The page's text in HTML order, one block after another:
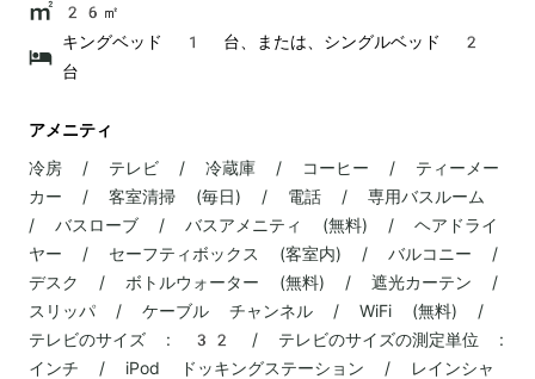
26㎡
キングベッド 1 台、または、シングルベッド 2
台
アメニティ
冷房 / テレビ / 冷蔵庫 / コーヒー / ティーメー
カー / 客室清掃 (毎日) / 電話 / 専用バスルーム
/ バスローブ / バスアメニティ (無料) / ヘアドライ
ヤー / セーフティボックス (客室内) / バルコニー /
デスク / ボトルウォーター (無料) / 遮光カーテン /
スリッパ / ケーブル チャンネル / WiFi (無料) /
テレビのサイズ : 32 / テレビのサイズの測定単位 :
インチ / iPod ドッキングステーション / レインシャ